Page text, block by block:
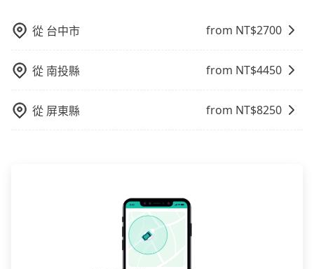
從 台中市 from NT$2700
從 南投縣 from NT$4450
從 屏東縣 from NT$8250